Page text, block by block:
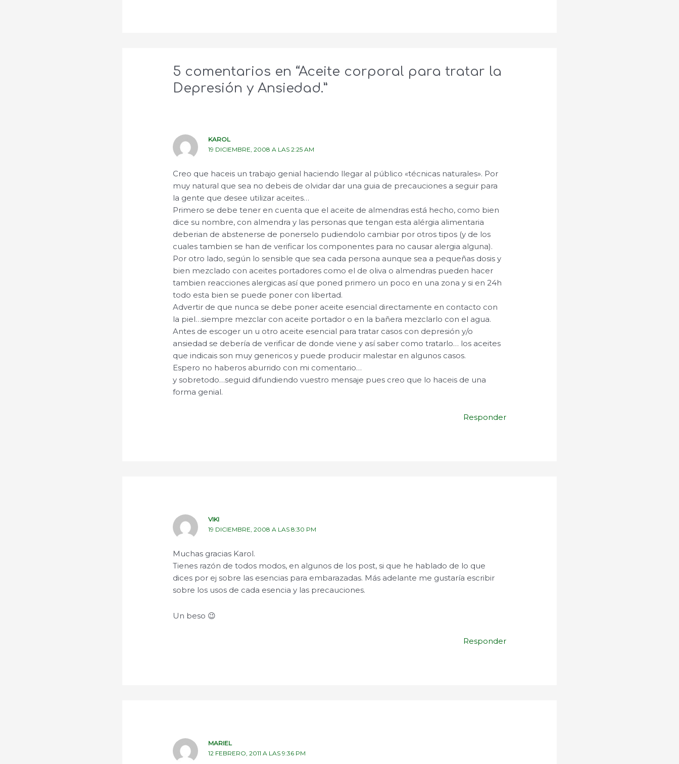
5 comentarios en “Aceite corporal para tratar la
Depresión y Ansiedad.”
KAROL
19 DICIEMBRE, 2008 A LAS 2:25 AM
Creo que haceis un trabajo genial haciendo llegar al público «técnicas naturales». Por
muy natural que sea no debeis de olvidar dar una guia de precauciones a seguir para
la gente que desee utilizar aceites…
Primero se debe tener en cuenta que el aceite de almendras está hecho, como bien
dice su nombre, con almendra y las personas que tengan esta alérgia alimentaria
deberian de abstenerse de ponerselo pudiendolo cambiar por otros tipos (y de los
cuales tambien se han de verificar los componentes para no causar alergia alguna).
Por otro lado, según lo sensible que sea cada persona aunque sea a pequeñas dosis y
bien mezclado con aceites portadores como el de oliva o almendras pueden hacer
tambien reacciones alergicas así que poned primero un poco en una zona y si en 24h
todo esta bien se puede poner con libertad.
Advertir de que nunca se debe poner aceite esencial directamente en contacto con
la piel…siempre mezclar con aceite portador o en la bañera mezclarlo con el agua.
Antes de escoger un u otro aceite esencial para tratar casos con depresión y/o
ansiedad se debería de verificar de donde viene y así saber como tratarlo… los aceites
que indicais son muy genericos y puede producir malestar en algunos casos.
Espero no haberos aburrido con mi comentario…
y sobretodo…seguid difundiendo vuestro mensaje pues creo que lo haceis de una
forma genial.
Responder
VIKI
19 DICIEMBRE, 2008 A LAS 8:30 PM
Muchas gracias Karol.
Tienes razón de todos modos, en algunos de los post, si que he hablado de lo que
dices por ej sobre las esencias para embarazadas. Más adelante me gustaría escribir
sobre los usos de cada esencia y las precauciones.
Un beso 😉
Responder
MARIEL
12 FEBRERO, 2011 A LAS 9:36 PM